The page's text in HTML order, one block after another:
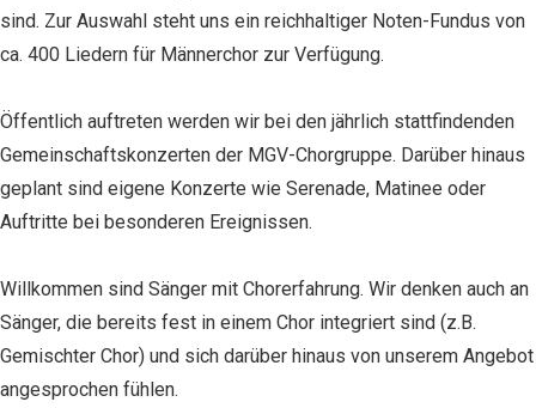
sind. Zur Auswahl steht uns ein reichhaltiger Noten-Fundus von
ca. 400 Liedern für Männerchor zur Verfügung.
Öffentlich auftreten werden wir bei den jährlich stattfindenden
Gemeinschaftskonzerten der MGV-Chorgruppe. Darüber hinaus
geplant sind eigene Konzerte wie Serenade, Matinee oder
Auftritte bei besonderen Ereignissen.
Willkommen sind Sänger mit Chorerfahrung. Wir denken auch an
Sänger, die bereits fest in einem Chor integriert sind (z.B.
Gemischter Chor) und sich darüber hinaus von unserem Angebot
angesprochen fühlen.